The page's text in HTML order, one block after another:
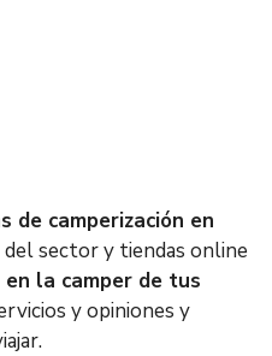
de camperización en
sector y tiendas online
la camper de tus
y opiniones y